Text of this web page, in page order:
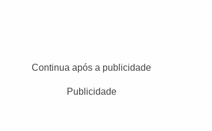
Continua após a publicidade
Publicidade